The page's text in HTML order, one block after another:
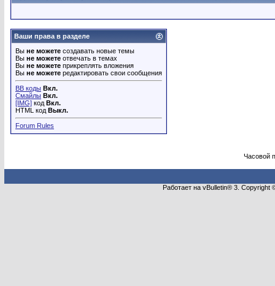
Ваши права в разделе
Вы не можете создавать новые темы
Вы не можете отвечать в темах
Вы не можете прикреплять вложения
Вы не можете редактировать свои сообщения
BB коды Вкл.
Смайлы Вкл.
[IMG] код Вкл.
HTML код Выкл.
Forum Rules
Часовой
Работает на vBulletin® 3.